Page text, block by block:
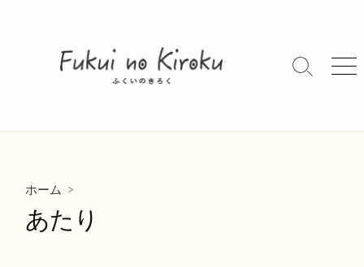
ス
検
替
メ
ホーム >
あたり